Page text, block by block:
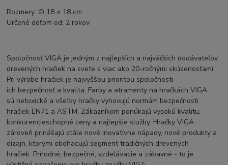
Rozmery: ∅ 18 × 18 cm
Určené deťom od: 2 rokov
Spoločnosť VIGA je jedným z najlepších a najväčších dodávateľov
drevených hračiek na svete s viac ako 20-ročnými skúsenosťami.
Pri výrobe hračiek je najvyššou prioritou spoločnosti
ich bezpečnosť a kvalita. Farby a atramenty na hračkách VIGA
sú netoxické a všetky hračky vyhovujú normám bezpečnosti
hračiek EN71 a ASTM. Zákazníkom ponúkajú vysokú kvalitu,
konkurencieschopné ceny a najlepšie služby. Hračky VIGA
zároveň prinášajú stále nové inovatívne nápady, nové produkty a
dizajn, ktorými obohacujú segment tradičných drevených
hračiek. Prírodné, bezpečné, vzdelávacie a zábavné - to je